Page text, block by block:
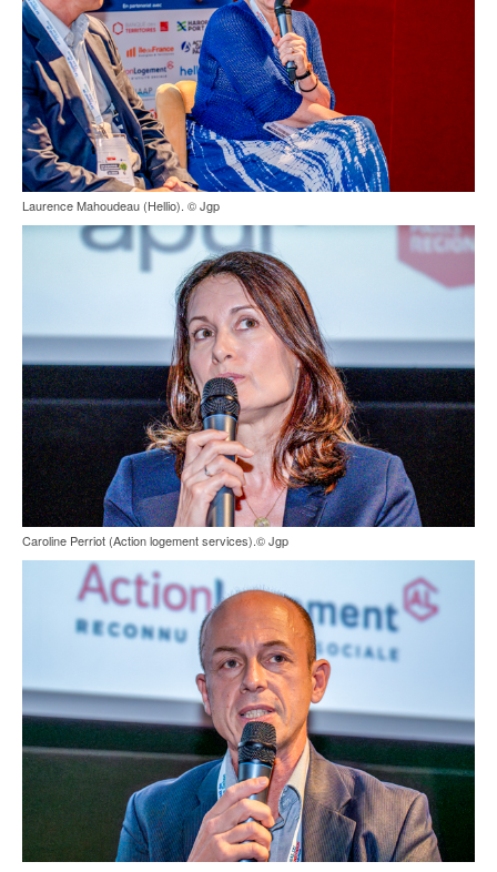
Laurence Mahoudeau (Hellio). © Jgp
Caroline Perriot (Action logement services).© Jgp